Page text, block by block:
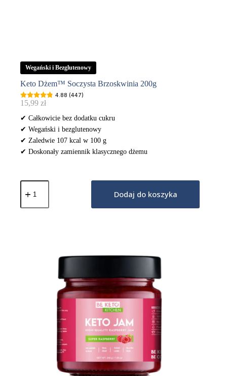
Wegański i Bezglutenowy
Keto Dżem™ Soczysta Brzoskwinia 200g
4.88 (447)
15,99 zł
✔ Całkowicie bez dodatku cukru
✔ Wegański i bezglutenowy
✔ Zaledwie 107 kcal w 100 g
✔ Doskonały zamiennik klasycznego dżemu
ilość
Keto
Soczysta
Dodaj do koszyka